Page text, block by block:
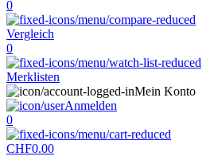
0
Vergleich
0
Merklisten
Mein Konto
Anmelden
0
CHF0.00